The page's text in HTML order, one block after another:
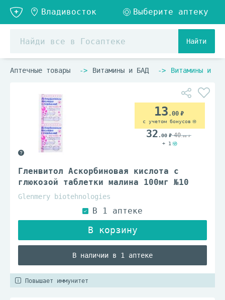
Найти
Аптечные товары Витамины и БАД Витамины и
Гленвитол Аскорбиновая кислота с
глюкозой таблетки малина 100мг №10
Glenmery biotehnologies
В наличии в 1 аптеке
13 .00
с учетом бонусов
32 .00 40.00
+ 1
Повышает иммунитет